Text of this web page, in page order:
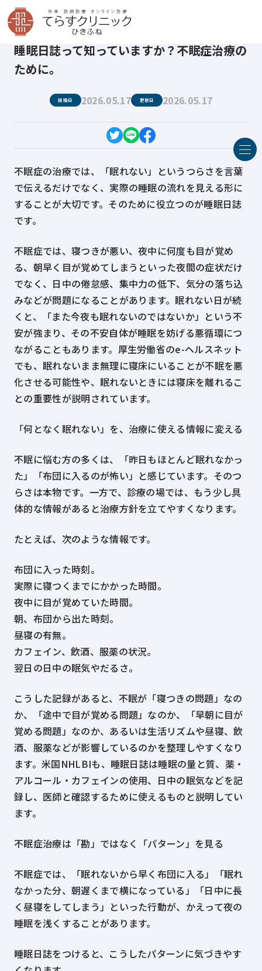
てらすクリニックひきふね 医療コラム 睡眠日誌って知っていますか？不眠症治療のために。
睡眠日誌って知っていますか？不眠症治療の
ために。
投稿日 2026.05.17 更新日 2026.05.17
不眠症の治療では、「眠れない」というつらさを言葉
で伝えるだけでなく、実際の睡眠の流れを見える形に
することが大切です。そのために役立つのが睡眠日誌
です。
不眠症では、寝つきが悪い、夜中に何度も目が覚め
る、朝早く目が覚めてしまうといった夜間の症状だけ
でなく、日中の倦怠感、集中力の低下、気分の落ち込
みなどが問題になることがあります。眠れない日が続
くと、「また今夜も眠れないのではないか」という不
安が強まり、その不安自体が睡眠を妨げる悪循環につ
ながることもあります。厚生労働省のe-ヘルスネット
でも、眠れないまま無理に寝床にいることが不眠を悪
化させる可能性や、眠れないときには寝床を離れるこ
との重要性が説明されています。
「何となく眠れない」を、治療に使える情報に変える
不眠に悩む方の多くは、「昨日もほとんど眠れなかっ
た」「布団に入るのが怖い」と感じています。そのつ
らさは本物です。一方で、診療の場では、もう少し具
体的な情報があると治療方針を立てやすくなります。
たとえば、次のような情報です。
布団に入った時刻。
実際に寝つくまでにかかった時間。
夜中に目が覚めていた時間。
朝、布団から出た時刻。
昼寝の有無。
カフェイン、飲酒、服薬の状況。
翌日の日中の眠気やだるさ。
こうした記録があると、不眠が「寝つきの問題」なの
か、「途中で目が覚める問題」なのか、「早朝に目が
覚める問題」なのか、あるいは生活リズムや昼寝、飲
酒、服薬などが影響しているのかを整理しやすくなり
ます。米国NHLBIも、睡眠日誌は睡眠の量と質、薬・
アルコール・カフェインの使用、日中の眠気などを記
録し、医師と確認するために使えるものと説明してい
ます。
不眠症治療は「勘」ではなく「パターン」を見る
不眠症では、「眠れないから早く布団に入る」「眠れ
なかった分、朝遅くまで横になっている」「日中に長
く昼寝をしてしまう」といった行動が、かえって夜の
睡眠を浅くすることがあります。
睡眠日誌をつけると、こうしたパターンに気づきやす